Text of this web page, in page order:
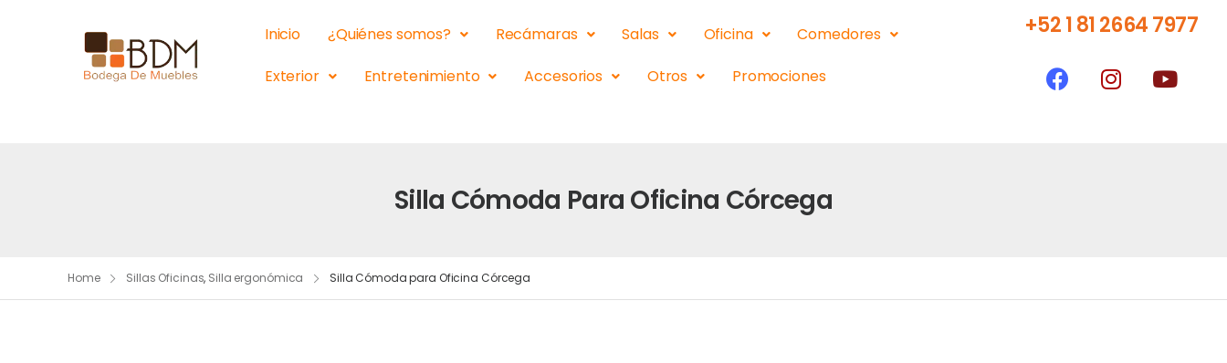
Inicio ¿Quiénes somos? Recámaras Salas Oficina
Comedores
Exterior
Entretenimiento Accesorios Otros Promociones
+52 1 81 2664 7977
Silla Cómoda Para Oficina Córcega
Home Sillas Oficinas, Silla ergonómica Silla Cómoda para Oficina Córcega